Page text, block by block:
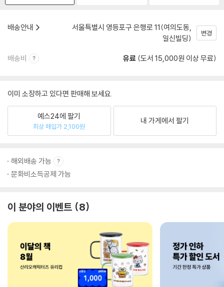
배송안내
서울특별시 영등포구 은행로 11(여의도동,
일신빌딩)
변경
배송비 유료 (도서 15,000원 이상 무료)
이미 소장하고 있다면 판매해 보세요.
예스24에 팔기
최상 매입가 2,100원
내 가게에서 팔기
해외배송 가능
문화비소득공제 가능
이 분야의 이벤트 8